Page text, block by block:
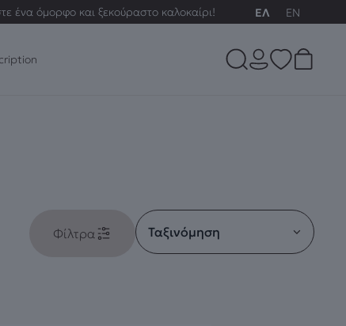
ένα όμορφο και ξεκούραστο καλοκαίρι! ΕΛ EN
Φίλτρα